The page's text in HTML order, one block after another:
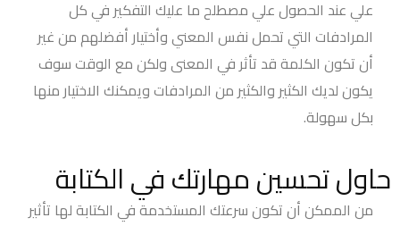
علي عند الحصول علي مصطلح ما عليك التفكير في كل
المرادفات التي تحمل نفس المعني وأختيار أفضلهم من غير
أن تكون الكلمة قد تأثر في المعنى ولكن مع الوقت سوف
يكون لديك الكثير والكثير من المرادفات ويمكنك الاختيار منها
بكل سهولة.
حاول تحسين مهارتك في الكتابة
من الممكن أن تكون سرعتك المستخدمة في الكتابة لها تأثير